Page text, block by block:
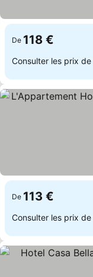
De 118 €
Consulter les prix de
De 113 €
Consulter les prix de